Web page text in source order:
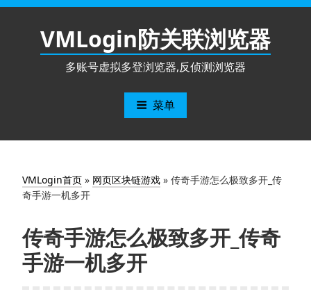
跳
VMLogin防关联浏览器
多账号虚拟多登浏览器,反侦测浏览器
菜单
VMLogin首页 » 网页区块链游戏 » 传奇手游怎么极致多开_传
奇手游一机多开
传奇手游怎么极致多开_传奇
手游一机多开